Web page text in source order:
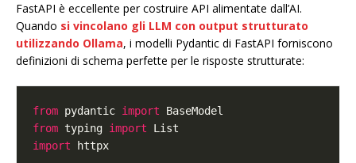
FastAPI è eccellente per costruire API alimentate dall’AI.
Quando si vincolano gli LLM con output strutturato
utilizzando Ollama, i modelli Pydantic di FastAPI forniscono
definizioni di schema perfette per le risposte strutturate:
from pydantic import
from typing import
import